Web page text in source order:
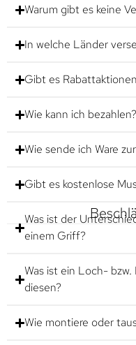
Warum gibt es keine
In welche Länder
Gibt es
Wie kann ich bezahlen?
Wie sende ich Ware
Gibt es kostenlose
Was ist der
einem Griff?
Was ist ein Loch-
diesen?
Wie montiere oder